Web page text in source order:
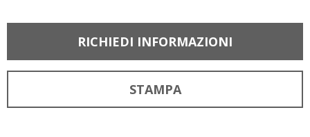
Prima colazione in hotel. Al mattino partenza per TOLEDO, per diversi
anni capitale della Spagna, e pranzo libero. Nel pomeriggio visita della
città, passeggiando lungo le sue strette viuzze medievali ed
ammirando l’importante percorso storico che questa cittadina ha
avuto. Al termine, proseguimento per MADRID e in serata
sistemazione in hotel per la cena e il pernottamento.
5° GIORNO:MADRID
RICHIEDI INFORMAZIONI
STAMPA